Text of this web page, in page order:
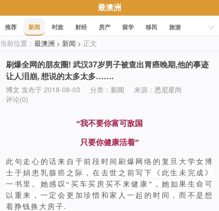
最澳洲
推荐 新闻 时政 财经 房产 留学 移民
旅游
科技
职场 美食 文化
当前位置： 最澳洲 > 新闻 > 正文
刷爆全网的朋友圈! 武汉37岁男子被查出胃癌晚期,他的事迹
让人泪崩, 想说的太多太多…….
博文 发布于 2018-08-03 分类： 新闻 来源： 悉尼星尚
评论(0)
“我不要你富可敌国
只要你健康活着”
此句走心的话来自于前段时间刷爆网络的复旦大学女博
士于娟患乳腺癌之际，在去世之前写下《此生未完成》
一书里。她感叹“买车买房买不来健康”，她如果生命可
以重来，一定会更加珍惜和家人一起的时间，而不是想
着挣钱换大房子.